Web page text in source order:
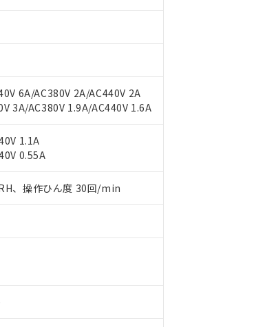
6A/AC380V 2A/AC440V 2A
3A/AC380V 1.9A/AC440V 1.6A
1.1A
0.55A
、操作ひん度 30回/min
ービスの対象外となる商品もあることをご了承ください。
している更新日時点での社内データに基づき作成されるも
および標準価格とは異なる場合があることをご了承くださ
お取引先、またはお客様担当のオムロン制御機器販売店・
の承諾なく第三者に漏洩または開示しないようお願いしま
）をご利用いただくには、I-Webメンバーズにご登録され
された部品リストについて、当社および当社の共同利用者
との取引・商談に必要な範囲で利用することをご了承くだ
同利用に関して"
のが、含有品と判明した場合などやむを得ず変更すること
ム(Cd) 100ppm以下、
以下、フタル酸ブチルベンジル（BBP） 1000ppm以下、フタル酸ジブチ
1000ppm以下
外項目は除く。
な使用がないことを確認しています。
後することがあります。
できます。
値以下であることを示します。
値を超えていることを示します。
わせください。
: 100ppm、
) : 1000ppm、 PBDEs(ポリ臭化ジフェニルエーテル類) : 1000ppm、
部に漏えいし、環境に深刻な影響を及ぼさない年数を意
せください。
、日本国政府の輸出許可(または役務取引許可)を取得する
破砕するなど、違法に輸出されないよう必要な手段を講じ
学兵器、生物兵器またはその他武器並びにこれらの製造装
係者が違法に輸出するおそれがある場合は、取り引きをい
さい)
公開していない機種